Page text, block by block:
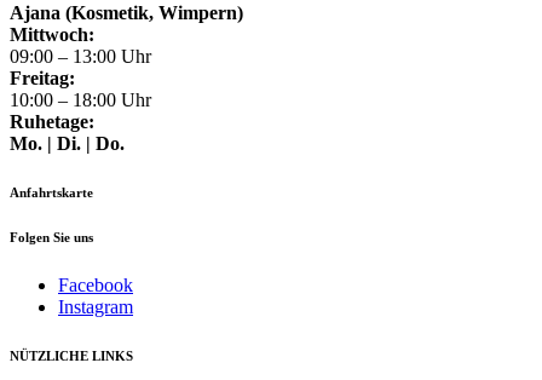
Ajana (Kosmetik, Wimpern)
Mittwoch:
09:00 – 13:00 Uhr
Freitag:
10:00 – 18:00 Uhr
Ruhetage:
Mo. | Di. | Do.
Anfahrtskarte
Folgen Sie uns
Facebook
Instagram
NÜTZLICHE LINKS